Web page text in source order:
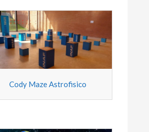
Cody Maze Astrofisico